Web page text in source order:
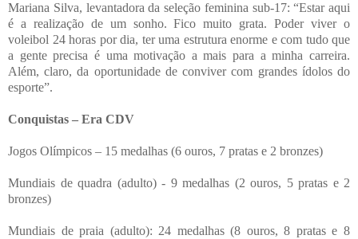
Mariana Silva, levantadora da seleção feminina sub-17: “Estar aqui
é a realização de um sonho. Fico muito grata. Poder viver o
voleibol 24 horas por dia, ter uma estrutura enorme e com tudo que
a gente precisa é uma motivação a mais para a minha carreira.
Além, claro, da oportunidade de conviver com grandes ídolos do
esporte”.
Conquistas – Era CDV
Jogos Olímpicos – 15 medalhas (6 ouros, 7 pratas e 2 bronzes)
Mundiais de quadra (adulto) - 9 medalhas (2 ouros, 5 pratas e 2
bronzes)
Mundiais de praia (adulto): 24 medalhas (8 ouros, 8 pratas e 8